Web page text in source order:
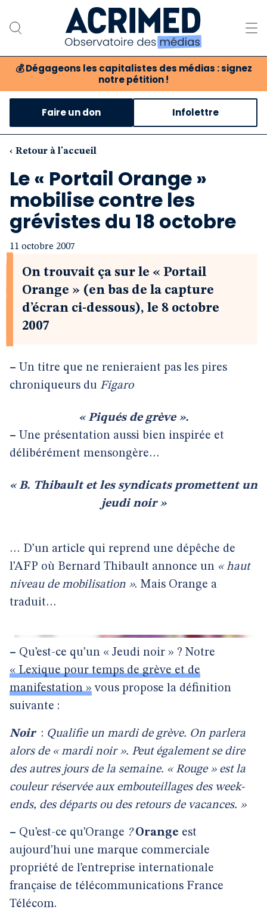
💰 Dégageons les capitalistes des médias : signez
notre pétition !
Notre association
Notre critique des médias
Nos propositions
Notre revue
Boutique
Faire un don Infolettre
‹ Retour à l'accueil
Le « Portail Orange »
mobilise contre les
grévistes du 18 octobre
11 octobre 2007
On trouvait ça sur le « Portail
Orange » (en bas de la capture
d’écran ci-dessous), le 8 octobre
2007
– Un titre que ne renieraient pas les pires
chroniqueurs du Figaro
« Piqués de grève ».
– Une présentation aussi bien inspirée et
délibérément mensongère…
« B. Thibault et les syndicats promettent un
jeudi noir »
… D’un article qui reprend une dépêche de
l’AFP où Bernard Thibault annonce un « haut
niveau de mobilisation ». Mais Orange a
traduit…
– Qu’est-ce qu’un « Jeudi noir » ? Notre
« Lexique pour temps de grève et de
manifestation » vous propose la définition
suivante :
Noir : Qualifie un mardi de grève. On parlera
alors de « mardi noir ». Peut également se dire
des autres jours de la semaine. « Rouge » est la
couleur réservée aux embouteillages des week-
ends, des départs ou des retours de vacances. »
– Qu’est-ce qu’Orange ?Orange est
aujourd’hui une marque commerciale
propriété de l’entreprise internationale
française de télécommunications France
Télécom.